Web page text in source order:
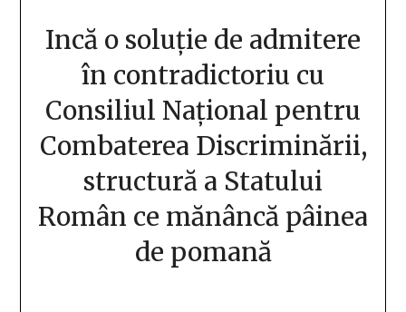
Incă o soluție de admitere
în contradictoriu cu
Consiliul Național pentru
Combaterea Discriminării,
structură a Statului
Român ce mănâncă pâinea
de pomană